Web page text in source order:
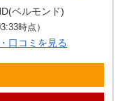
ベルモンド)
時点）
口コミを見る